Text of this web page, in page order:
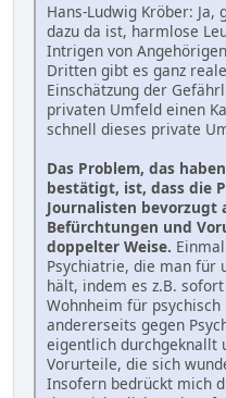
Hans-Ludwig Kröber: Ja,
dazu da ist, harmlose
Intrigen von
Dritten gibt es ganz
Einschätzung der
privaten Umfeld einen
schnell dieses private
Das Problem, das
bestätigt, ist, dass die
Journalisten bevorzugt
Befürchtungen und
doppelter Weise.
Psychiatrie, die man für
hält, indem es z.B.
Wohnheim für
andererseits gegen
eigentlich durchgeknallt
Vorurteile, die sich
Insofern bedrückt mich